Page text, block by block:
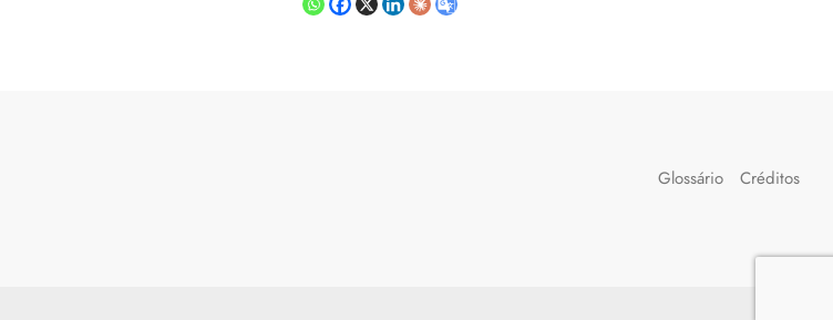
Glossário Créditos